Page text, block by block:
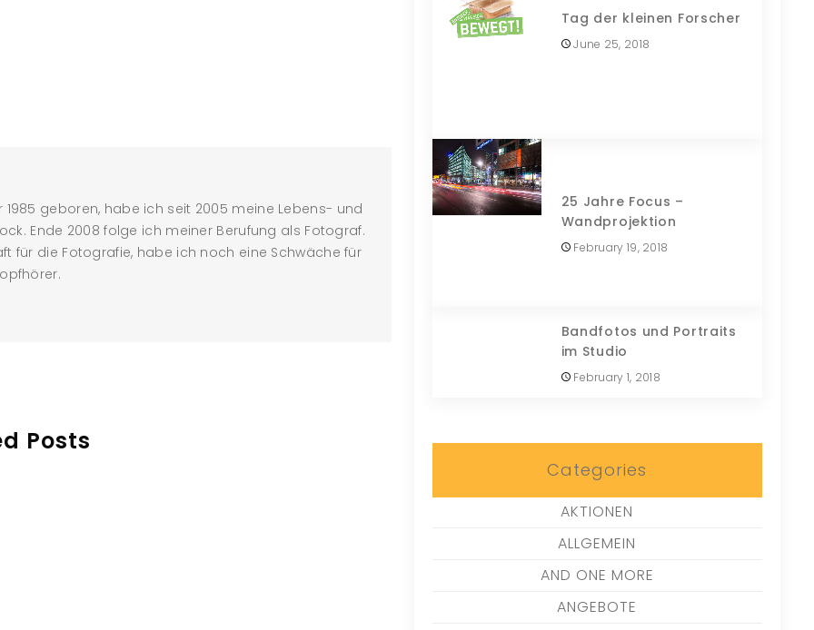
geboren, habe ich seit 2005 meine Lebens- und
Ende 2008 folge ich meiner Berufung als Fotograf.
für die Fotografie, habe ich noch eine Schwäche für
Posts
Tag der kleinen Forscher
June 25, 2018
25 Jahre Focus –
Wandprojektion
February 19, 2018
Bandfotos und Portraits
im Studio
February 1, 2018
Categories
AKTIONEN
ALLGEMEIN
AND ONE MORE
ANGEBOTE